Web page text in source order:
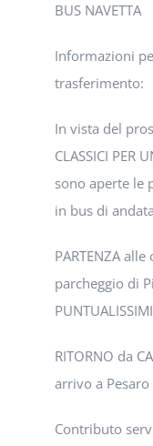
BUS NAVETTA
Informazioni
trasferimento:
In vista del
CLASSICI PER
sono aperte le
in bus di
PARTENZA
parcheggio di
PUNTUALISSIMI
RITORNO da
arrivo a
Contributo